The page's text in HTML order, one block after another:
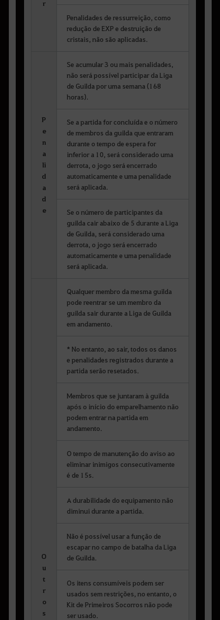
r
Penalidades de ressurreição, como
redução de EXP e destruição de
cristais, não são aplicadas.
P
e
n
a
li
d
a
d
e
Se acumular 3 ou mais penalidades,
não será possível participar da Liga
de Guilda por uma semana (168
horas).
Se a partida for concluída e o número
de membros da guilda que entraram
durante o tempo de espera for
inferior a 10, será considerado uma
derrota, o jogo será encerrado
automaticamente e uma penalidade
será aplicada.
Se o número de participantes da
guilda cair abaixo de 5 durante a Liga
de Guilda, será considerado uma
derrota, o jogo será encerrado
automaticamente e uma penalidade
será aplicada.
O
u
t
r
o
s
Qualquer membro da mesma guilda
pode reentrar se um membro da
guilda sair durante a Liga de Guilda
em andamento.
* No entanto, ao sair, todos os danos
e penalidades registrados durante a
partida serão resetados.
Membros que se juntaram à guilda
após o início do emparelhamento não
podem entrar na partida em
andamento.
O tempo de manutenção do aviso ao
eliminar inimigos consecutivamente
é de 15s.
A durabilidade do equipamento não
diminui durante a partida.
Não é possível usar a função de
escapar no campo de batalha da Liga
de Guilda.
Os itens consumíveis podem ser
usados sem restrições, no entanto, o
Kit de Primeiros Socorros não pode
ser usado.